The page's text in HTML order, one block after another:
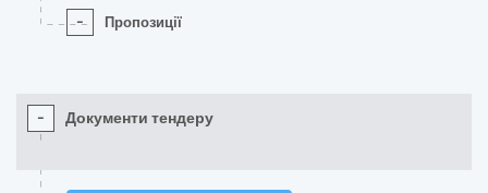
- Пропозиції
- Документи тендеру